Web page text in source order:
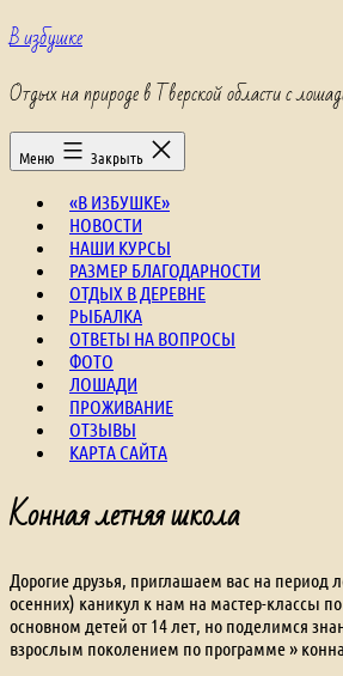
Перейти
к
В избушке
Отдых на природе в Тверской области с
Меню Закрыть
«В ИЗБУШКЕ»
НОВОСТИ
НАШИ КУРСЫ
РАЗМЕР БЛАГОДАРНОСТИ
ОТДЫХ В ДЕРЕВНЕ
РЫБАЛКА
ОТВЕТЫ НА ВОПРОСЫ
ФОТО
ЛОШАДИ
ПРОЖИВАНИЕ
ОТЗЫВЫ
КАРТА САЙТА
Конная летняя школа
Дорогие друзья, приглашаем вас на период
осенних) каникул к нам на мастер-классы
основном детей от 14 лет, но поделимся
взрослым поколением по программе »